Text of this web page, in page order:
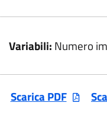
Variabili: Numero
Scarica PDF